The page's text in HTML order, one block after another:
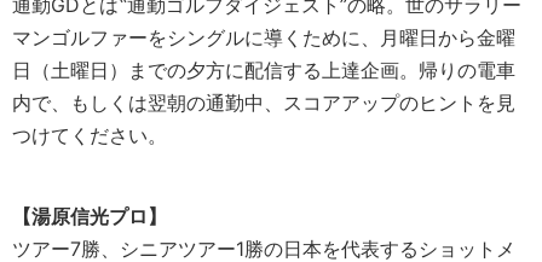
通勤GDとは‟通勤ゴルフダイジェスト”の略。世のサラリー
マンゴルファーをシングルに導くために、月曜日から金曜
日（土曜日）までの夕方に配信する上達企画。帰りの電車
内で、もしくは翌朝の通勤中、スコアアップのヒントを見
つけてください。
【湯原信光プロ】
ツアー7勝、シニアツアー1勝の日本を代表するショットメ